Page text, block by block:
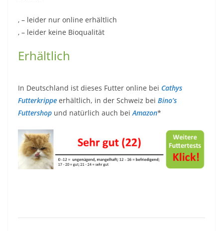
‚ – leider nur online erhältlich
‚ – leider keine Bioqualität
Erhältlich
In Deutschland ist dieses Futter online bei Cathys
Futterkrippe erhältlich, in der Schweiz bei Bino’s
Futtershop und natürlich auch bei Amazon*